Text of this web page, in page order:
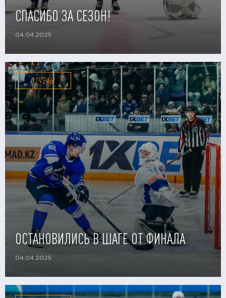
СПАСИБО ЗА СЕЗОН!
04.04.2025
ОТЧЕТЫ
ОСТАНОВИЛИСЬ В ШАГЕ ОТ ФИНАЛА
04.04.2025